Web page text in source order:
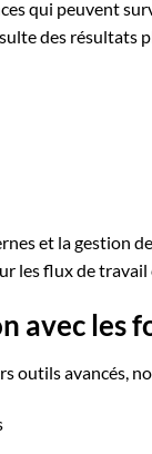
qui peuvent
des
et la gestion
les flux de
avec les
outils avancés,